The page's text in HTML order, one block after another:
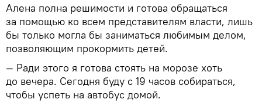
Алена полна решимости и готова обращаться
за помощью ко всем представителям власти, лишь
бы только могла бы заниматься любимым делом,
позволяющим прокормить детей.
— Ради этого я готова стоять на морозе хоть
до вечера. Сегодня буду с 19 часов собираться,
чтобы успеть на автобус домой.